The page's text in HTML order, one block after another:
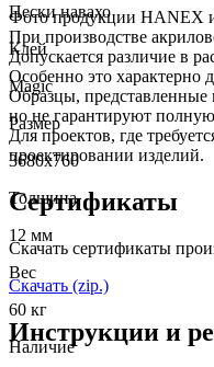
Пески навахо
Клей
Magic
Размер
3680х760
Толщина
12 мм
Вес
60 кг
Наличие
Фото продукции HANEX и
При производстве
Допускается различие в
Особенно это
Образцы, представленные
но не гарантируют
Для проектов, где
проектировании изделий.
Сертификаты
Скачать сертификаты
Скачать (zip.)
Инструкции и